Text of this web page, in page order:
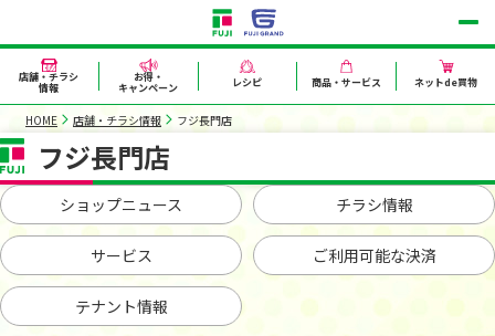
店舗・チラシ
情報
お得・
キャンペーン レシピ 商品・サービス ネットde買物
HOME 店舗・チラシ情報 フジ長門店
フジ長門店
ショップニュース チラシ情報
サービス ご利用可能な決済
テナント情報